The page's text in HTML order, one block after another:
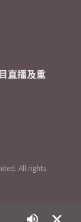
直播及重
All rights